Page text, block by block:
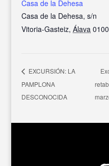
Casa de la Dehesa
Casa de la Dehesa, s/n
Vitoria-Gasteiz, Álava
EXCURSIÓN: LA
PAMPLONA
DESCONOCIDA